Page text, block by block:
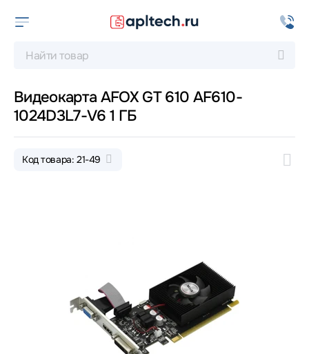
Видеокарта AFOX GT 610 AF610-
1024D3L7-V6 1 ГБ
Код товара: 21-49